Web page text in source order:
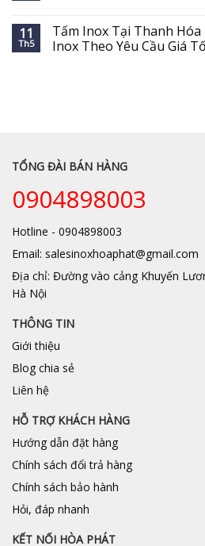
11
Th5
Tấm Inox Tại Thanh Hóa
Inox Theo Yêu Cầu Giá
TỔNG ĐÀI BÁN HÀNG
0904898003
Hotline - 0904898003
Email: salesinoxhoaphat@gmail.com
Địa chỉ: Đường vào cảng Khuyến
Hà Nội
THÔNG TIN
Giới thiệu
Blog chia sẻ
Liên hệ
HỖ TRỢ KHÁCH HÀNG
Hướng dẫn đặt hàng
Chính sách đổi trả hàng
Chính sách bảo hành
Hỏi, đáp nhanh
KẾT NỐI HÒA PHÁT